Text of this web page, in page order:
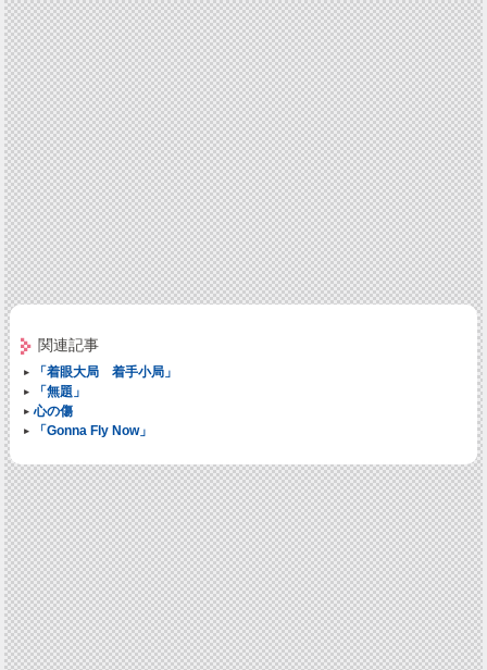
関連記事
「着眼大局 着手小局」
「無題」
心の傷
「Gonna Fly Now」